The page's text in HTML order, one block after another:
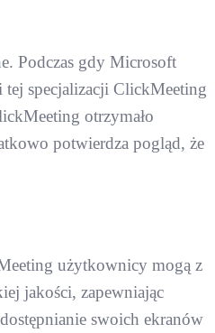
Podczas gdy Microsoft
specjalizacji ClickMeeting
otrzymało
potwierdza pogląd, że
użytkownicy mogą z
jakości, zapewniając
swoich ekranów